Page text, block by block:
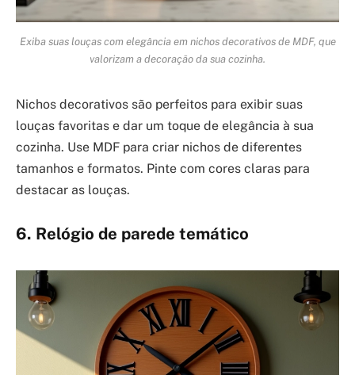
Exiba suas louças com elegância em nichos decorativos de MDF, que
valorizam a decoração da sua cozinha.
Nichos decorativos são perfeitos para exibir suas
louças favoritas e dar um toque de elegância à sua
cozinha. Use MDF para criar nichos de diferentes
tamanhos e formatos. Pinte com cores claras para
destacar as louças.
6. Relógio de parede temático